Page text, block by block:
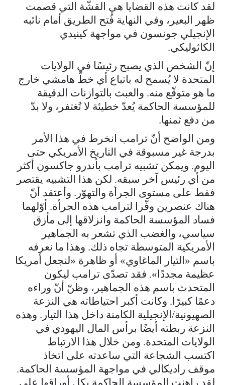
لقد كانت هذه القضايا هي القشّة التي قصمت
ظهر البعير، وفي النهاية فُتح الطريق أمام نائبه
الإنجيلي جونسون في مواجهة كينيدي
الكاثوليكي.
إنّ الشخص الذي يصبح رئيسًا في الولايات
المتحدة لا يُسمح له باتباع أي خطّ هامشي خارج
ما هو متوقّع منه. والعبث بالتوازنات الدقيقة
للمؤسسة الحاكمة يُعدّ خطيئة لا تُغتفر، ولا بدّ
من دفع ثمنها.
ومن الواضح أنّ ترامب انخرط في هذا الأمر
بدرجة غير مسبوقة في التاريخ الأمريكي حتى
اليوم. ويمكن تشبيه ترامب بأندرو جاكسون أكثر
من أي رئيس آخر سبقه. لكن هذا التشبيه يقتصر
فقط على مستوى الجرأة والتهوّر. وأعتقد أنّ
هناك عنصرين وفّرا لترامب هذه الجرأة. أوّلهما
فساد المؤسسة الحاكمة وانزلاقها إلى مأزق
سياسي، والغضب الذي تشعر به الجماهير
الأمريكية المتوسطة تجاه ذلك. وهذا ما نعرفه
باسم «التيار الماغاوي» أو ظاهرة «لنجعل أمريكا
عظيمة مجددًا». فقد تصدّى ترامب ليكون
المتحدث باسم هذه الجماهير، وظنّ أنّ وراءه
دعمًا كبيرًا. وكانت أكبر احتياطاته هي النزعة
الصهيونية/الإنجيلية الكامنة داخل هذا التيار. وهذه
النزعة ربطته أيضًا برأس المال اليهودي في
الولايات المتحدة. ومن خلال هذا الارتباط
اكتسب الشجاعة التي ساعدته على اتخاذ
موقف راديكالي في مواجهة المؤسسة الحاكمة.
لقد راهنت المؤسسة الحاكمة بكل أوراقها على